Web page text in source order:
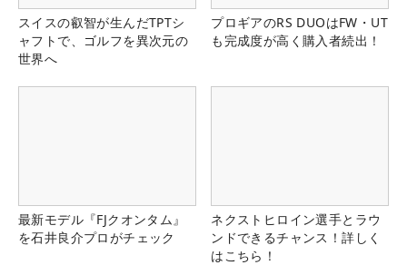
スイスの叡智が生んだTPTシ
ャフトで、ゴルフを異次元の
世界へ
プロギアのRS DUOはFW・UT
も完成度が高く購入者続出！
最新モデル『FJクオンタム』
を石井良介プロがチェック
ネクストヒロイン選手とラウ
ンドできるチャンス！詳しく
はこちら！